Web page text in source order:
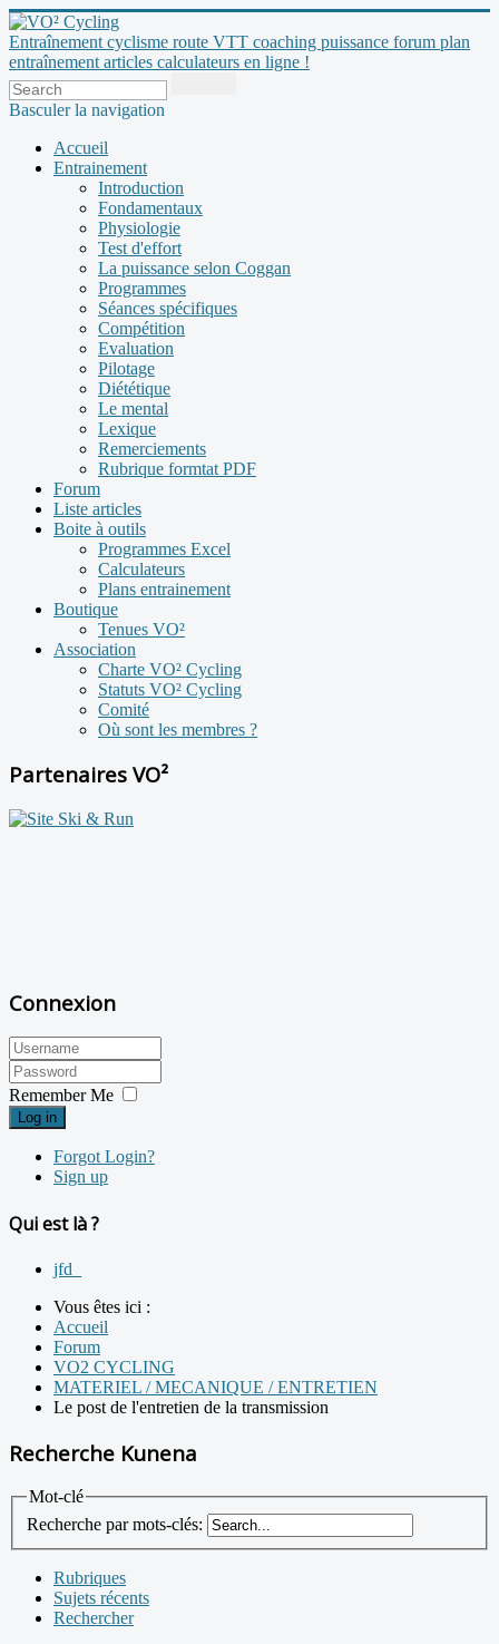
Entraînement cyclisme route VTT coaching puissance forum plan
entraînement articles calculateurs en ligne !
Basculer la navigation
Accueil
Entrainement
Introduction
Fondamentaux
Physiologie
Test d'effort
La puissance selon Coggan
Programmes
Séances spécifiques
Compétition
Evaluation
Pilotage
Diététique
Le mental
Lexique
Remerciements
Rubrique formtat PDF
Forum
Liste articles
Boite à outils
Programmes Excel
Calculateurs
Plans entrainement
Boutique
Tenues VO²
Association
Charte VO² Cycling
Statuts VO² Cycling
Comité
Où sont les membres ?
Partenaires VO²
Connexion
Remember Me
Log in
Forgot Login?
Sign up
Qui est là ?
jfd_
Vous êtes ici :
Accueil
Forum
VO2 CYCLING
MATERIEL / MECANIQUE / ENTRETIEN
Le post de l'entretien de la transmission
Recherche Kunena
Mot-clé
Recherche par mots-clés:
Rubriques
Sujets récents
Rechercher